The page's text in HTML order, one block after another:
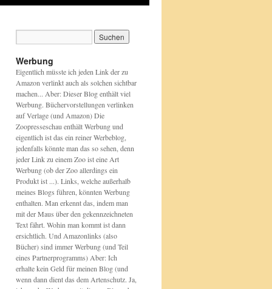
Werbung
Eigentlich müsste ich jeden Link der zu
Amazon verlinkt auch als solchen sichtbar
machen... Aber: Dieser Blog enthält viel
Werbung. Büchervorstellungen verlinken
auf Verlage (und Amazon) Die
Zoopresseschau enthält Werbung und
eigentlich ist das ein reiner Werbeblog,
jedenfalls könnte man das so sehen, denn
jeder Link zu einem Zoo ist eine Art
Werbung (ob der Zoo allerdings ein
Produkt ist ...). Links, welche außerhalb
meines Blogs führen, könnten Werbung
enthalten. Man erkennt das, indem man
mit der Maus über den gekennzeichneten
Text fährt. Wohin man kommt ist dann
ersichtlich. Und Amazonlinks (also
Bücher) sind immer Werbung (und Teil
eines Partnerprogramms) Aber: Ich
erhalte kein Geld für meinen Blog (und
wenn dann dient das dem Artenschutz. Ja,